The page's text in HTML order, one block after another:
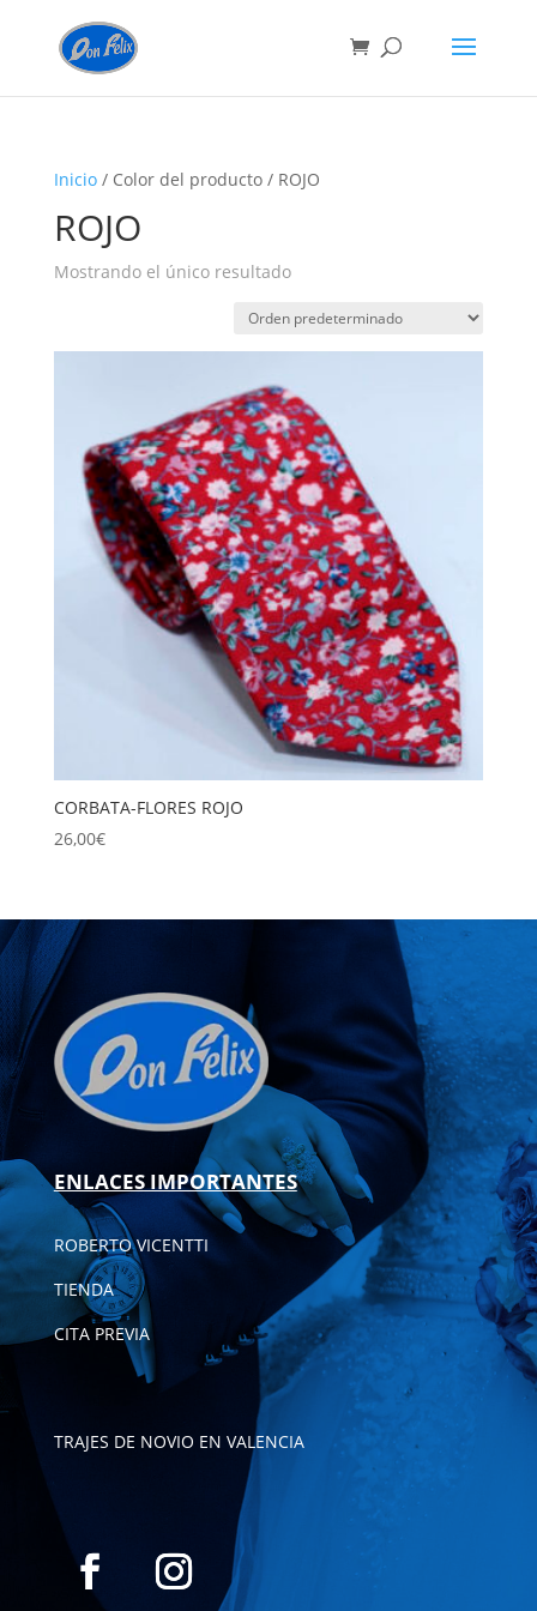
Inicio/ Color del producto / ROJO
ROJO
Mostrando el único resultado
CORBATA-FLORES ROJO
26,00€
ENLACES IMPORTANTES
ROBERTO VICENTTI
TIENDA
CITA PREVIA
TRAJES DE NOVIO EN VALENCIA